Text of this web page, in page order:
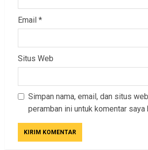
Email *
Situs Web
Simpan nama, email, dan situs
peramban ini untuk komentar saya